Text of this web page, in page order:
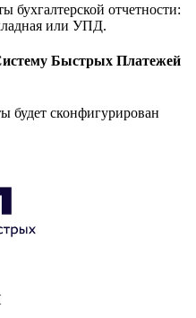
бухгалтерской отчетности:
или УПД.
Быстрых Платежей
будет сконфигурирован